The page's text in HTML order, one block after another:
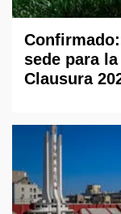
sede para
Clausura